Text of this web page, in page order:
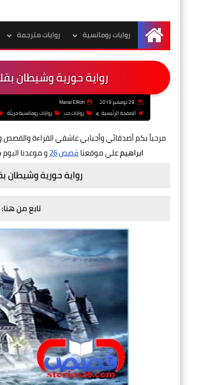
الرئيسية
روايات رومانسية روايات مترجمة
رواية حورية وشيطان
Manal ElRoh
الصفحة الرئيسية
روايات حب روايات رومانسية جريئة
مرحباً بكم أصدقائي وأحبابي عاشقي القراءة والقصص
ابراهيمعلي موقعناقصص 26 و موعدنا
رواية حورية وشيطان
تابع من